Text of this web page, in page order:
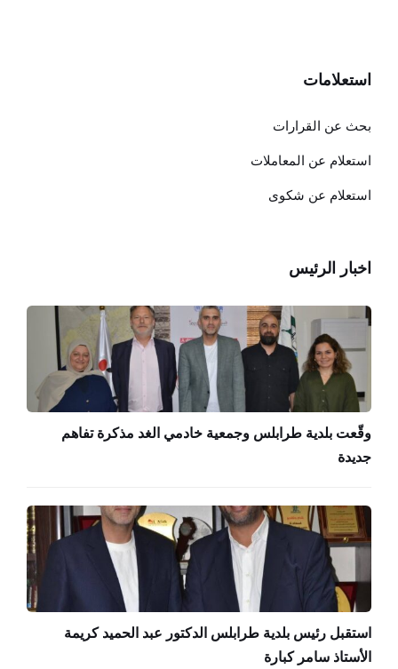
استعلامات
بحث عن القرارات
استعلام عن المعاملات
استعلام عن شكوى
اخبار الرئيس
وقّعت بلدية طرابلس وجمعية خادمي الغد مذكرة تفاهم
جديدة
استقبل رئيس بلدية طرابلس الدكتور عبد الحميد كريمة
الأستاذ سامر كبارة